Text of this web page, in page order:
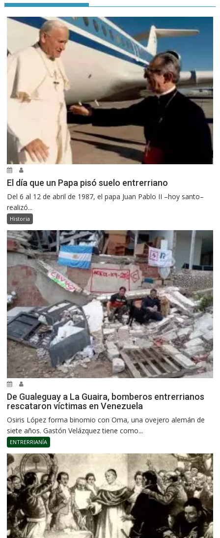
El día que un Papa pisó suelo entrerriano
Del 6 al 12 de abril de 1987, el papa Juan Pablo II –hoy santo–
realizó...
Historia
De Gualeguay a La Guaira, bomberos entrerrianos
rescataron víctimas en Venezuela
Osiris López forma binomio con Oma, una ovejero alemán de
siete años. Gastón Velázquez tiene como...
ENTRERRIANÍA